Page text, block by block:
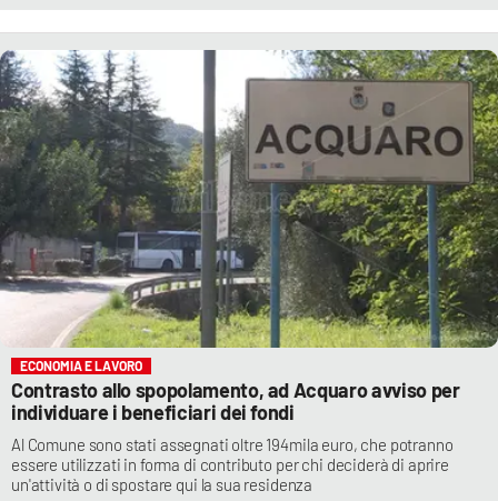
ECONOMIA E LAVORO
Contrasto allo spopolamento, ad Acquaro avviso per
individuare i beneficiari dei fondi
Al Comune sono stati assegnati oltre 194mila euro, che potranno
essere utilizzati in forma di contributo per chi deciderà di aprire
un'attività o di spostare qui la sua residenza